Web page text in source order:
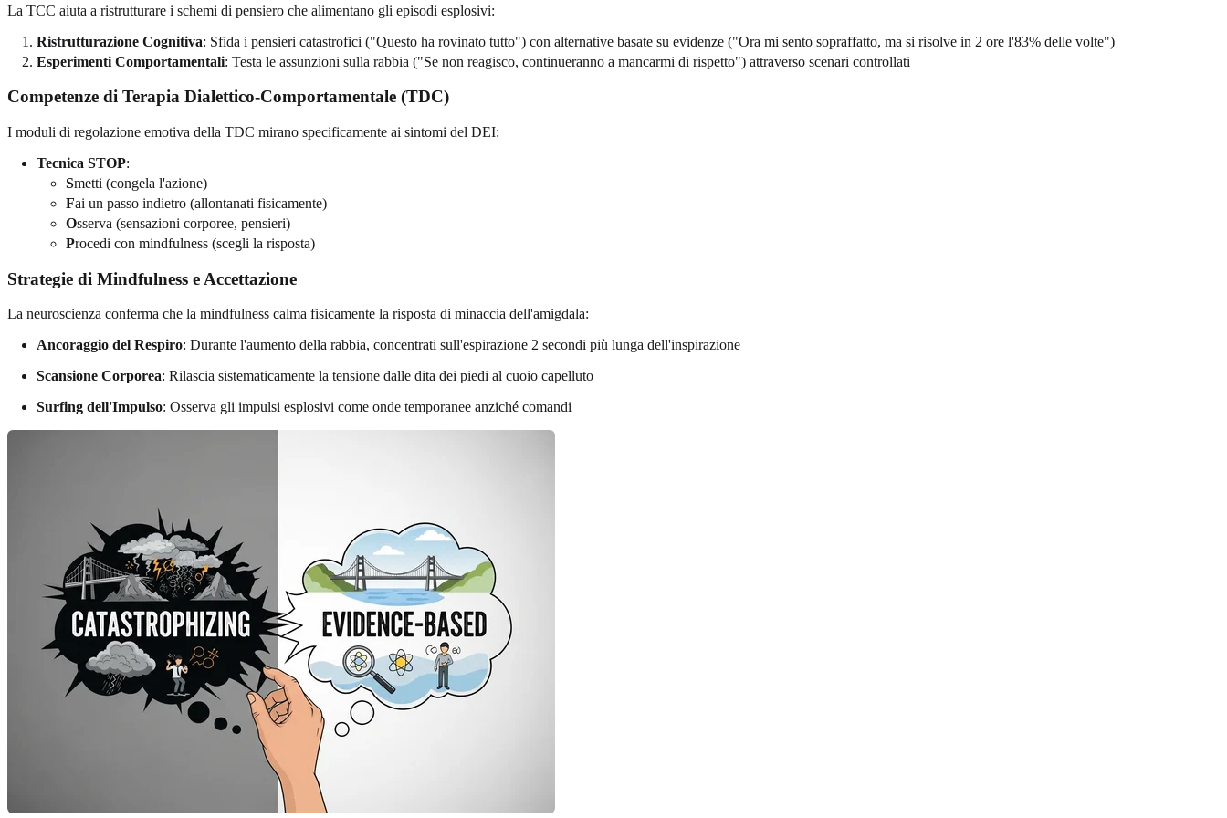
La TCC aiuta a ristrutturare i schemi di pensiero che alimentano gli episodi esplosivi:
Ristrutturazione Cognitiva: Sfida i pensieri catastrofici ("Questo ha rovinato tutto") con alternative basate su evidenze ("Ora mi sento sopraffatto, ma si risolve in 2 ore l'83% delle volte")
Esperimenti Comportamentali: Testa le assunzioni sulla rabbia ("Se non reagisco, continueranno a mancarmi di rispetto") attraverso scenari controllati
Competenze di Terapia Dialettico-Comportamentale (TDC)
I moduli di regolazione emotiva della TDC mirano specificamente ai sintomi del DEI:
Tecnica STOP:
Smetti (congela l'azione)
Fai un passo indietro (allontanati fisicamente)
Osserva (sensazioni corporee, pensieri)
Procedi con mindfulness (scegli la risposta)
Strategie di Mindfulness e Accettazione
La neuroscienza conferma che la mindfulness calma fisicamente la risposta di minaccia dell'amigdala:
Ancoraggio del Respiro: Durante l'aumento della rabbia, concentrati sull'espirazione 2 secondi più lunga dell'inspirazione
Scansione Corporea: Rilascia sistematicamente la tensione dalle dita dei piedi al cuoio capelluto
Surfing dell'Impulso: Osserva gli impulsi esplosivi come onde temporanee anziché comandi